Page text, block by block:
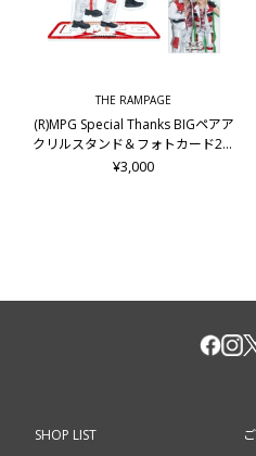
THE RAMPAGE
(R)MPG Special Thanks BIGペアア
クリルスタンド＆フォトカード2枚
セット/LIKIYA&岩谷翔吾
¥3,000
SHOP LIST